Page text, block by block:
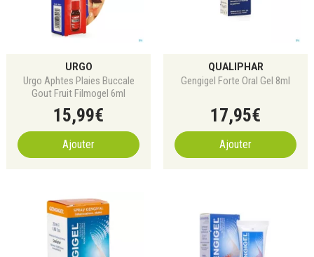
URGO
Urgo Aphtes Plaies Buccale
Gout Fruit Filmogel 6ml
15,99€
Ajouter
QUALIPHAR
Gengigel Forte Oral Gel 8ml
17,95€
Ajouter